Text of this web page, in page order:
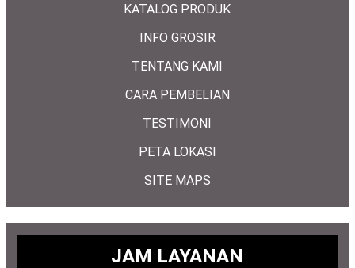
KATALOG PRODUK
INFO GROSIR
TENTANG KAMI
CARA PEMBELIAN
TESTIMONI
PETA LOKASI
SITE MAPS
JAM LAYANAN